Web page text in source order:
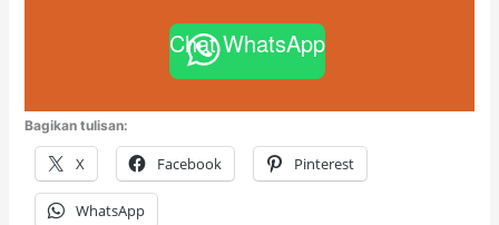
Chat WhatsApp
Bagikan tulisan:
X Facebook Pinterest
WhatsApp